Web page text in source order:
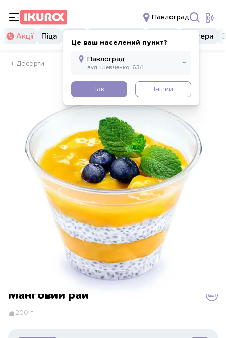
Павлоград
Це ваш населений пункт?
Так Інший
Акції Піца Бургери
Десерти
Манговий рай
200 г